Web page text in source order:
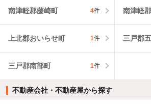
南津軽郡藤崎町 4件 南津軽
上北郡おいらせ町 1件 三戸郡
三戸郡南部町 1件
不動産会社・不動産屋から探す